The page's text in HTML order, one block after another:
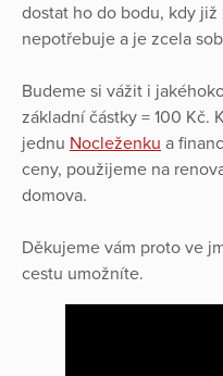
dostat ho do bodu, kdy již
nepotřebuje a je zcela
Budeme si vážit i
základní částky = 100 Kč.
jednu Nocleženku a
ceny, použijeme na
domova.
Děkujeme vám proto ve
cestu umožníte.